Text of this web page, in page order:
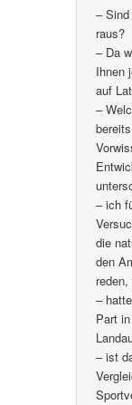
–
raus?
– Da
Ihnen
auf
–
– ich
die
den
–
Part
– ist